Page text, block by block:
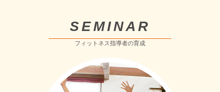
SEMINAR
フィットネス指導者の育成